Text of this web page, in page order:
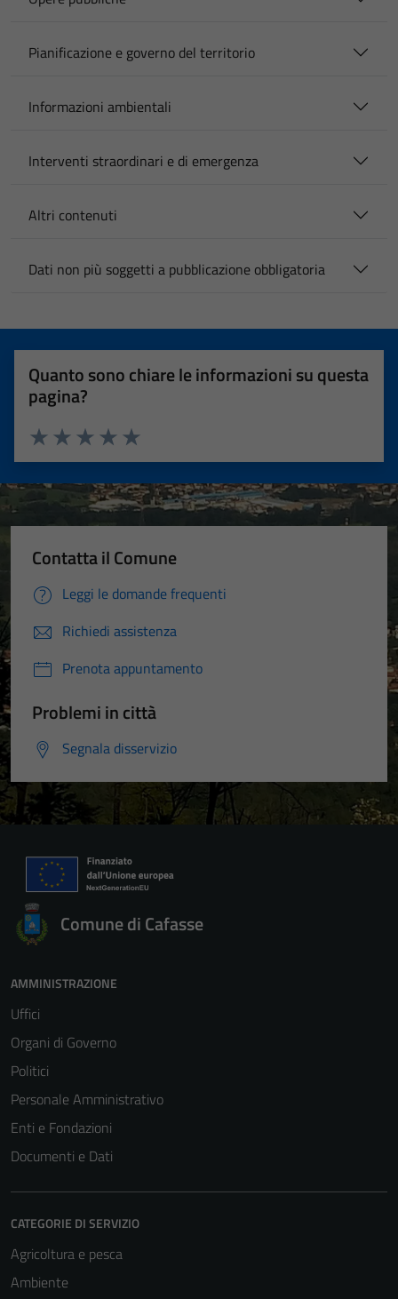
Pianificazione e governo del territorio
Informazioni ambientali
Interventi straordinari e di emergenza
Altri contenuti
Dati non più soggetti a pubblicazione obbligatoria
Quanto sono chiare le informazioni su questa
pagina?
Valuta 5 stelle su 5
Valuta 4 stelle su 5
Valuta 3 stelle su 5
Valuta 2 stelle su 5
Valuta 1 stelle su 5
Contatta il Comune
Leggi le domande frequenti
Richiedi assistenza
Prenota appuntamento
Problemi in città
Segnala disservizio
Comune di Cafasse
AMMINISTRAZIONE
Uffici
Organi di Governo
Politici
Personale Amministrativo
Enti e Fondazioni
Documenti e Dati
CATEGORIE DI SERVIZIO
Agricoltura e pesca
Ambiente